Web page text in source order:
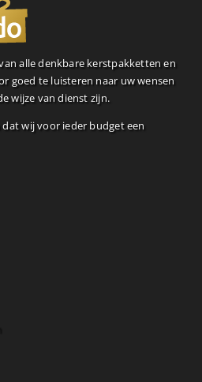
alle denkbare kerstpakketten en
goed te luisteren naar uw wensen
wijze van dienst zijn.
wij voor ieder budget een